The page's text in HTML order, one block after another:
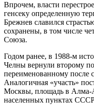
Впрочем, власти
генсеку определенную
Брежнев славился
сохранены, в том числе
Союза.
Годом ранее, в 1988-м
Челны вернули второму
переименованному после
Аналогичная «участь»
Москвы, площадь в Алма-
населенных пунктах